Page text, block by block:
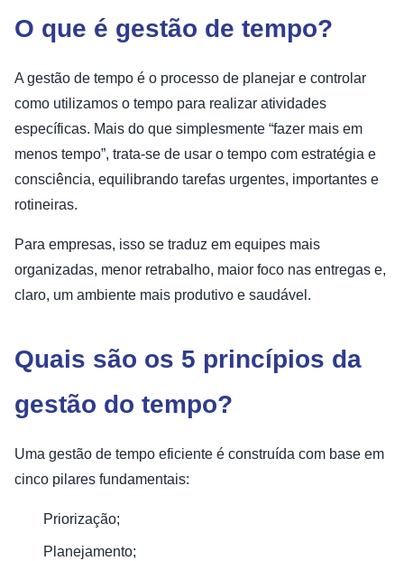
O que é gestão de tempo?
A gestão de tempo é o processo de planejar e controlar
como utilizamos o tempo para realizar atividades
específicas. Mais do que simplesmente “fazer mais em
menos tempo”, trata-se de usar o tempo com estratégia e
consciência, equilibrando tarefas urgentes, importantes e
rotineiras.
Para empresas, isso se traduz em equipes mais
organizadas, menor retrabalho, maior foco nas entregas e,
claro, um ambiente mais produtivo e saudável.
Quais são os 5 princípios da
gestão do tempo?
Uma gestão de tempo eficiente é construída com base em
cinco pilares fundamentais:
Priorização;
Planejamento;